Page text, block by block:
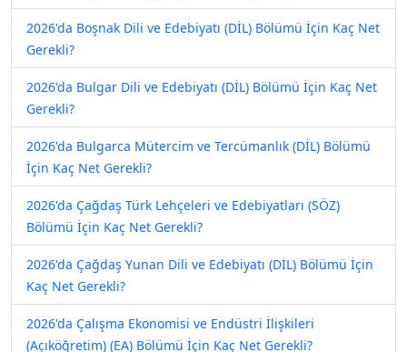
2026'da Boşnak Dili ve Edebiyatı (DİL) Bölümü İçin Kaç Net
Gerekli?
2026'da Bulgar Dili ve Edebiyatı (DİL) Bölümü İçin Kaç Net
Gerekli?
2026'da Bulgarca Mütercim ve Tercümanlık (DİL) Bölümü
İçin Kaç Net Gerekli?
2026'da Çağdaş Türk Lehçeleri ve Edebiyatları (SÖZ)
Bölümü İçin Kaç Net Gerekli?
2026'da Çağdaş Yunan Dili ve Edebiyatı (DİL) Bölümü İçin
Kaç Net Gerekli?
2026'da Çalışma Ekonomisi ve Endüstri İlişkileri
(Açıköğretim) (EA) Bölümü İçin Kaç Net Gerekli?